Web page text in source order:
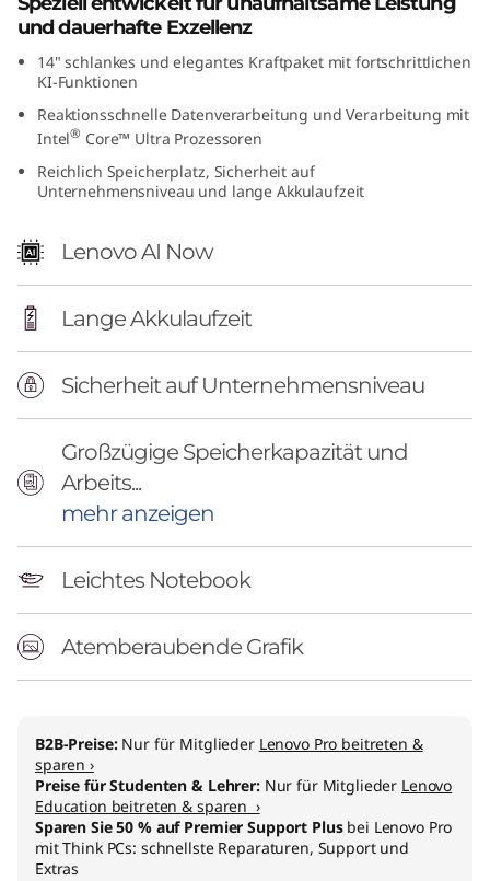
e
und dauerhafte Exzellenz
14" schlankes und elegantes Kraftpaket mit fortschrittlichen
KI-Funktionen
Reaktionsschnelle Datenverarbeitung und Verarbeitung mit
Intel® Core™ Ultra Prozessoren
Reichlich Speicherplatz, Sicherheit auf
Unternehmensniveau und lange Akkulaufzeit
Lenovo AI Now
Lange Akkulaufzeit
Sicherheit auf Unternehmensniveau
Großzügige Speicherkapazität und
Arbeits...
mehr anzeigen
Leichtes Notebook
Atemberaubende Grafik
B2B-Preise: Nur für Mitglieder Lenovo Pro beitreten &
sparen ›
Preise für Studenten & Lehrer: Nur für Mitglieder Lenovo
Education beitreten & sparen ›
Sparen Sie 50 % auf Premier Support Plusbei Lenovo Pro
mit Think PCs: schnellste Reparaturen, Support und
Extras